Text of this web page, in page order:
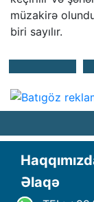
müzakirə
biri sayılır.
Əlaqə